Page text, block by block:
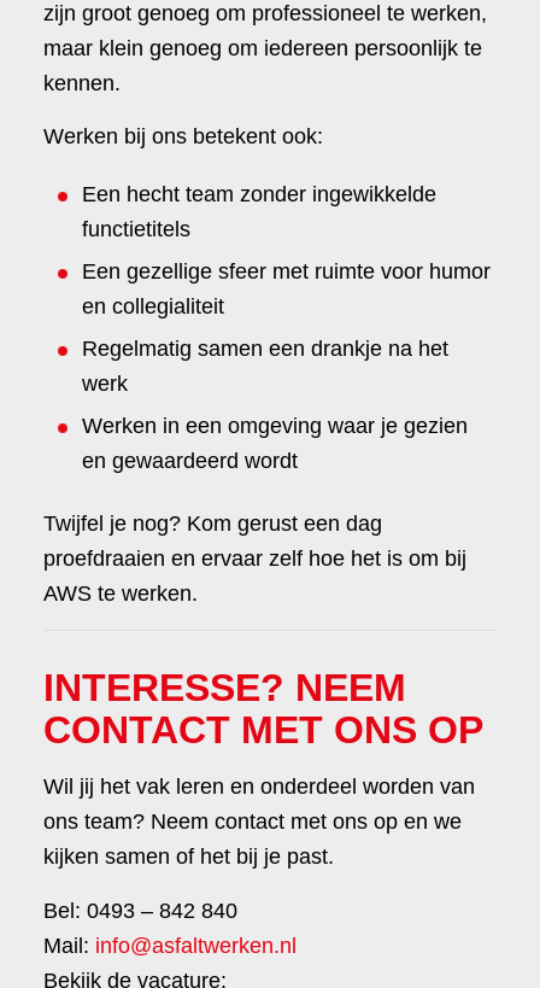
zijn groot genoeg om professioneel te werken,
maar klein genoeg om iedereen persoonlijk te
kennen.
Werken bij ons betekent ook:
Een hecht team zonder ingewikkelde
functietitels
Een gezellige sfeer met ruimte voor humor
en collegialiteit
Regelmatig samen een drankje na het
werk
Werken in een omgeving waar je gezien
en gewaardeerd wordt
Twijfel je nog? Kom gerust een dag
proefdraaien en ervaar zelf hoe het is om bij
AWS te werken.
INTERESSE? NEEM
CONTACT MET ONS OP
Wil jij het vak leren en onderdeel worden van
ons team? Neem contact met ons op en we
kijken samen of het bij je past.
Bel: 0493 – 842 840
Mail: info@asfaltwerken.nl
Bekijk de vacature: